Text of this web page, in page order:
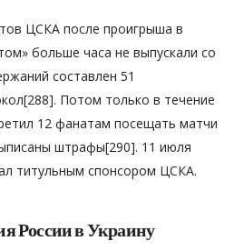
ЦСКА после проигрыша в
больше часа не выпускали со
составлен 51
Потом только в течение
12 фанатам посещать матчи
штрафы[290]. 11 июля
титульным спонсором ЦСКА.
России в Украину